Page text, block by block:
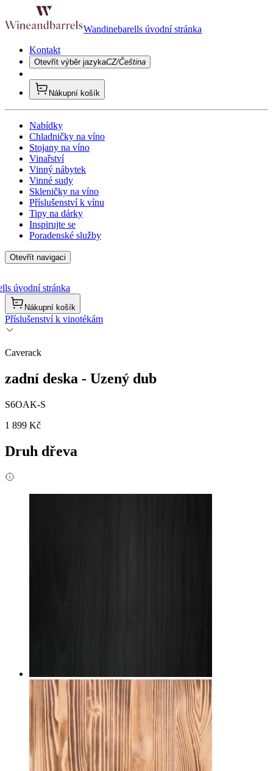
Wandinebarells úvodní stránka
Kontakt
Otevřít výběr jazykaCZ/Čeština
Nákupní košík
Nabídky
Chladničky na víno
Stojany na víno
Vinařství
Vinný nábytek
Vinné sudy
Skleničky na víno
Příslušenství k vínu
Tipy na dárky
Inspirujte se
Poradenské služby
Otevřít navigaci
úvodní stránka
Nákupní košík
Příslušenství k vinotékám
Caverack
zadní deska - Uzený dub
S6OAK-S
1 899 Kč
Druh dřeva